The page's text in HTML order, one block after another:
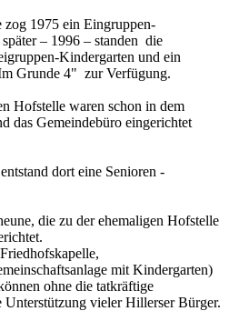
zog 1975 ein Eingruppen-
– 1996 – standen die
Kindergarten und ein
Grunde 4" zur Verfügung.
Hofstelle waren schon in dem
das Gemeindebüro eingerichtet
dort eine Senioren -
die zu der ehemaligen Hofstelle
mit Kindergarten)
ohne die tatkräftige
vieler Hillerser Bürger.